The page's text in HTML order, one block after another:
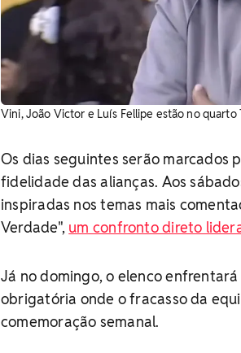
Vini, João Victor e Luís Fellipe estão no quarto
Os dias seguintes serão marcados
fidelidade das alianças. Aos
inspiradas nos temas mais
Verdade", um confronto direto
Já no domingo, o elenco
obrigatória onde o fracasso da
comemoração semanal.